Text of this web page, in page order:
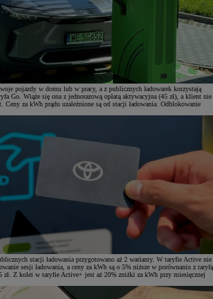
pojazdy w domu lub w pracy, a z publicznych ładowarek korzystają
Go. Wiąże się ona z jednorazową opłatą aktywacyjna (45 zł), a klient nie
Ceny za kWh prądu uzależnione są od stacji ładowania. Odblokowanie
stacji ładowania przygotowano aż 2 warianty. W taryfie Active nie
sesji ładowania, a ceny za kWh są o 5% niższe w porównaniu z taryfą
zł. Z kolei w taryfie Active+ jest aż 20% zniżki za kWh przy miesięcznej